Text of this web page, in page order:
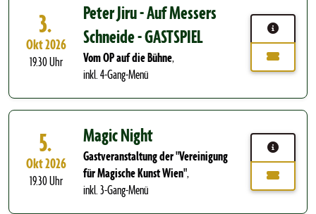
3.
Okt 2026
19.30 Uhr
Peter Jiru - Auf Messers
Schneide - GASTSPIEL
Vom OP auf die Bühne,
inkl. 4-Gang-Menü
5.
Okt 2026
19.30 Uhr
Magic Night
Gastveranstaltung der "Vereinigung
für Magische Kunst Wien",
inkl. 3-Gang-Menü